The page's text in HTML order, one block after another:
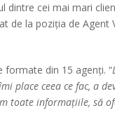
dintre cei mai mari
la poziția de Agent
formate din 15 agenți. “
ceea ce fac, a
toate informațiile, să